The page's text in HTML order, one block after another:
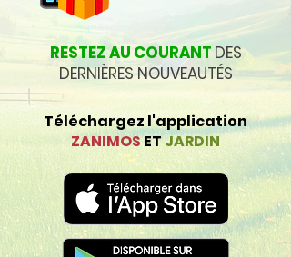
RESTEZ AU COURANT DES
DERNIÈRES NOUVEAUTÉS
Téléchargez l'application
ZANIMOSETJARDIN